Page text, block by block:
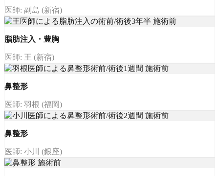
医師: 副島 (新宿)
脂肪注入・豊胸
医師: 王 (新宿)
鼻整形
医師: 羽根 (福岡)
鼻整形
医師: 小川 (銀座)